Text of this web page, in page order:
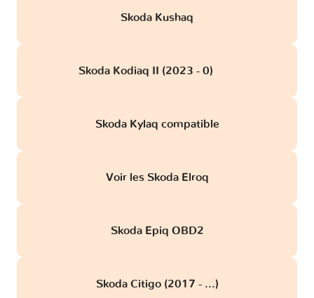
Skoda Kushaq
Skoda Kodiaq II (2023 - 0)
Skoda Kylaq compatible
Voir les Skoda Elroq
Skoda Epiq OBD2
Skoda Citigo (2017 - ...)